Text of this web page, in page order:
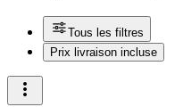
Tous les filtres
Prix livraison incluse